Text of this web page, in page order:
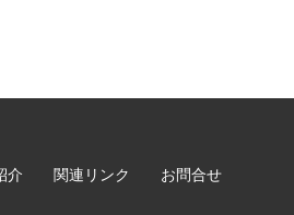
介 関連リンク お問合せ